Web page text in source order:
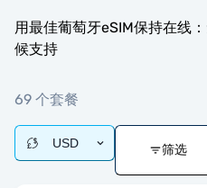
用最佳葡萄牙eSIM保持在线
候支持
69 个套餐
USD 筛选